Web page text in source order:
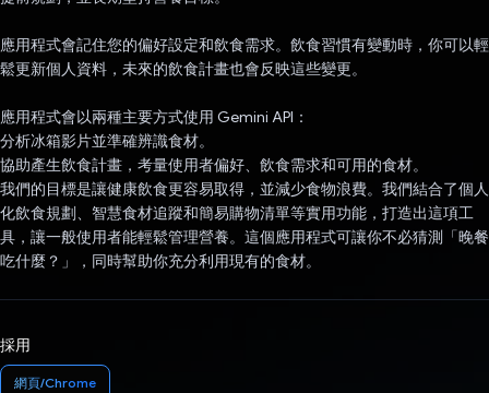
應用程式會記住您的偏好設定和飲食需求。飲食習慣有變動時，你可以輕
鬆更新個人資料，未來的飲食計畫也會反映這些變更。
應用程式會以兩種主要方式使用 Gemini API：
分析冰箱影片並準確辨識食材。
協助產生飲食計畫，考量使用者偏好、飲食需求和可用的食材。
我們的目標是讓健康飲食更容易取得，並減少食物浪費。我們結合了個人
化飲食規劃、智慧食材追蹤和簡易購物清單等實用功能，打造出這項工
具，讓一般使用者能輕鬆管理營養。這個應用程式可讓你不必猜測「晚餐
吃什麼？」，同時幫助你充分利用現有的食材。
採用
網頁/Chrome